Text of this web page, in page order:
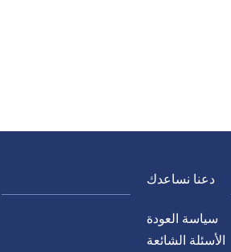
دعنا نساعدك
سياسة العودة
الأسئلة الشائعة